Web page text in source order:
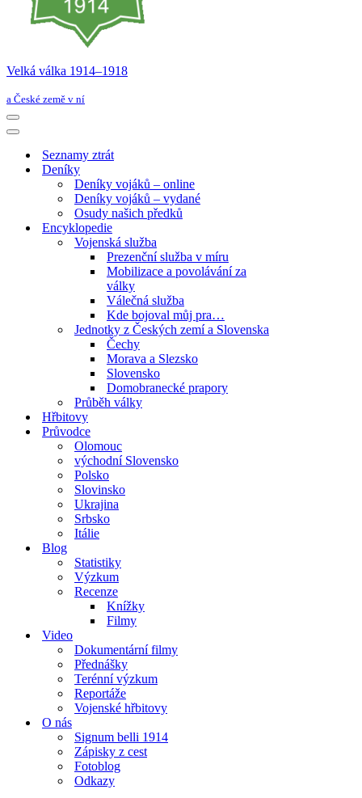
Velká válka 1914–⁠⁠⁠⁠⁠⁠1918
a České země v ní
Navigační
menu
Navigační
Seznamy ztrát
Deníky
Deníky vojáků – online
Deníky vojáků – vydané
Osudy našich předků
Encyklopedie
Vojenská služba
Prezenční služba v míru
Mobilizace a povolávání za
války
Válečná služba
Kde bojoval můj pra…
Jednotky z Českých zemí a Slovenska
Čechy
Morava a Slezsko
Slovensko
Domobranecké prapory
Průběh války
Hřbitovy
Průvodce
Olomouc
východní Slovensko
Polsko
Slovinsko
Ukrajina
Srbsko
Itálie
Blog
Statistiky
Výzkum
Recenze
Knížky
Filmy
Video
Dokumentární filmy
Přednášky
Terénní výzkum
Reportáže
Vojenské hřbitovy
O nás
Signum belli 1914
Zápisky z cest
Fotoblog
Odkazy